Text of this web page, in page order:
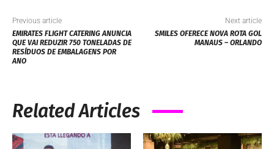
Previous article
EMIRATES FLIGHT CATERING ANUNCIA
QUE VAI REDUZIR 750 TONELADAS DE
RESÍDUOS DE EMBALAGENS POR
ANO
Next article
SMILES OFERECE NOVA ROTA GOL
MANAUS – ORLANDO
Related Articles